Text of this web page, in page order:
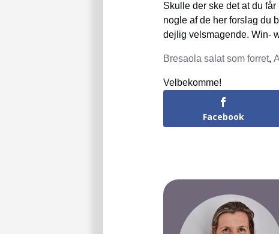
Skulle der ske det at du
nogle af de her forslag du
dejlig velsmagende. Win-
Bresaola salat som forret,
Velbekomme!
Facebook